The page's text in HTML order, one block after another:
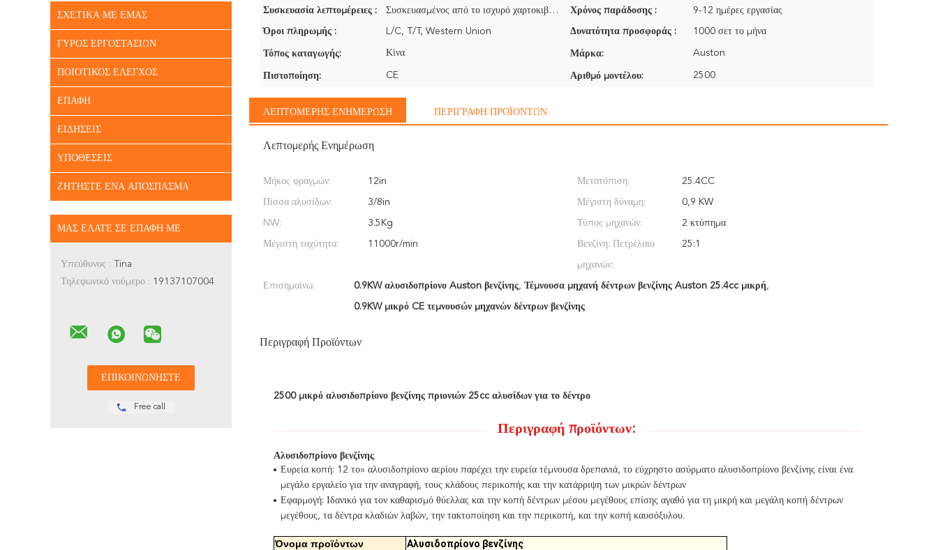
ΣΧΕΤΙΚΆ ΜΕ ΕΜΆΣ
ΓΎΡΟΣ ΕΡΓΟΣΤΑΣΊΩΝ
ΠΟΙΟΤΙΚΌΣ ΈΛΕΓΧΟΣ
ΕΠΑΦΉ
ΕΙΔΉΣΕΙΣ
ΥΠΟΘΈΣΕΙΣ
ΖΗΤΉΣΤΕ ΈΝΑ ΑΠΌΣΠΑΣΜΑ
ΜΑΣ ΕΛΆΤΕ ΣΕ ΕΠΑΦΉ ΜΕ
Υπεύθυνος : Tina
Τηλεφωνικό νούμερο : 19137107004
Free call
Συσκευασία λεπτομέρειες : Συσκευασμένος από το ισχυρό χαρτοκιβώτιο Χρόνος παράδοσης : 9-12 ημέρες εργασίας
Όροι πληρωμής : L/C, T/T, Western Union Δυνατότητα προσφοράς : 1000 σετ το μήνα
Τόπος καταγωγής: Κίνα Μάρκα: Auston
Πιστοποίηση: CE Αριθμό μοντέλου: 2500
ΛΕΠΤΟΜΕΡΉΣ ΕΝΗΜΈΡΩΣΗ ΠΕΡΙΓΡΑΦΉ ΠΡΟΪΌΝΤΩΝ
Λεπτομερής Ενημέρωση
Μήκος φραγμών: 12in Μετατόπιση: 25.4CC
Πίσσα αλυσίδων: 3/8in Μέγιστη δύναμη: 0,9 KW
NW: 3.5Kg Τύπος μηχανών: 2 κτύπημα
Μέγιστη ταχύτητα: 11000r/min Βενζίνη: Πετρέλαιο
μηχανών:
25:1
Επισημαίνω: 0.9KW αλυσιδοπρίονο Auston βενζίνης, Τέμνουσα μηχανή δέντρων βενζίνης Auston 25.4cc μικρή,
0.9KW μικρό CE τεμνουσών μηχανών δέντρων βενζίνης
Περιγραφή Προϊόντων
2500 μικρό αλυσιδοπρίονο βενζίνης πριονιών 25cc αλυσίδων για το δέντρο
Περιγραφή προϊόντων:
Αλυσιδοπρίονο βενζίνης
Ευρεία κοπή: 12 το» αλυσιδοπρίονο αερίου παρέχει την ευρεία τέμνουσα δρεπανιά, το εύχρηστο ασύρματο αλυσιδοπρίονο βενζίνης είναι ένα
μεγάλο εργαλείο για την αναγραφή, τους κλάδους περικοπής και την κατάρριψη των μικρών δέντρων
Εφαρμογή: Ιδανικό για τον καθαρισμό θύελλας και την κοπή δέντρων μέσου μεγέθους επίσης αγαθό για τη μικρή και μεγάλη κοπή δέντρων
μεγέθους, τα δέντρα κλαδιών λαβών, την τακτοποίηση και την περικοπή, και την κοπή καυσόξυλου.
Όνομα προϊόντων
Αλυσιδοπρίονο βενζίνης